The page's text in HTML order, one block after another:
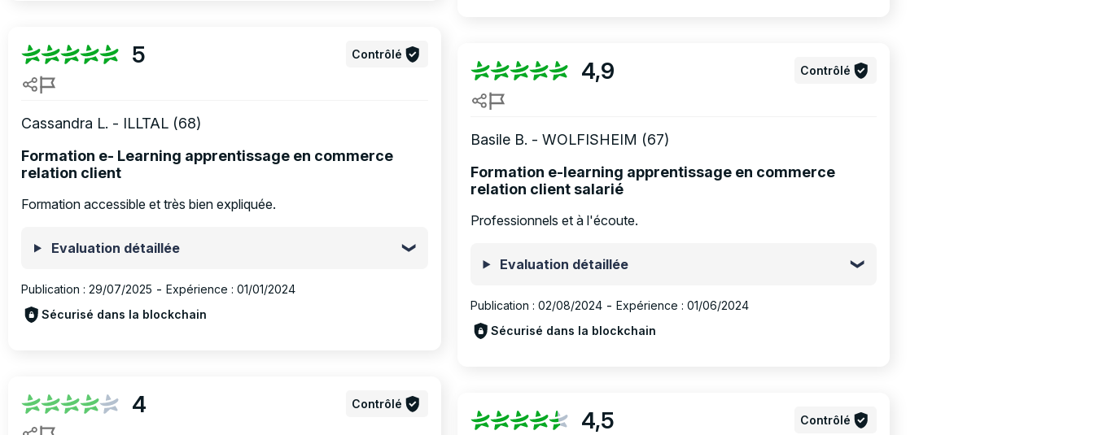
5 Contrôlé
Cassandra L. - ILLTAL (68)
Formation e- Learning apprentissage en commerce
relation client
Formation accessible et très bien expliquée.
Evaluation détaillée
Publication : 29/07/2025 - Expérience : 01/01/2024
Sécurisé dans la blockchain
4 Contrôlé
4,9 Contrôlé
Basile B. - WOLFISHEIM (67)
Formation e-learning apprentissage en commerce
relation client salarié
Professionnels et à l'écoute.
Evaluation détaillée
Publication : 02/08/2024 - Expérience : 01/06/2024
Sécurisé dans la blockchain
4,5 Contrôlé